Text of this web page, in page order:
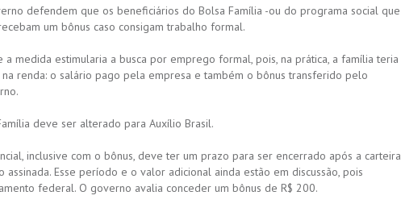
defendem que os beneficiários do Bolsa Família -ou do programa social que
um bônus caso consigam trabalho formal.
a medida estimularia a busca por emprego formal, pois, na prática, a família teria
renda: o salário pago pela empresa e também o bônus transferido pelo
deve ser alterado para Auxílio Brasil.
inclusive com o bônus, deve ter um prazo para ser encerrado após a carteira
assinada. Esse período e o valor adicional ainda estão em discussão, pois
federal. O governo avalia conceder um bônus de R$ 200.